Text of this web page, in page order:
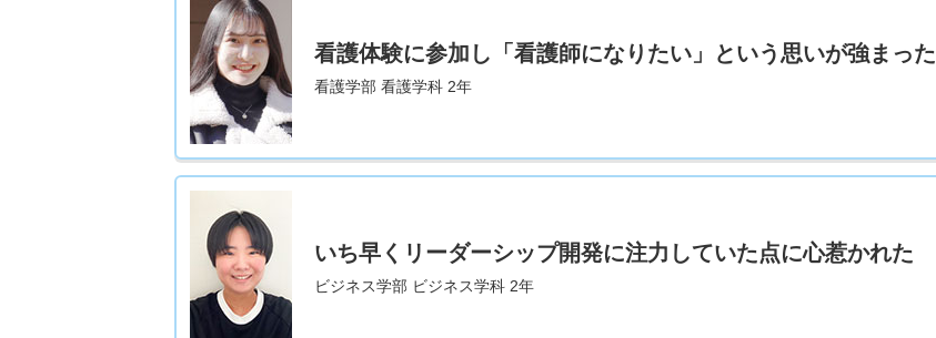
看護体験に参加し「看護師になりたい」という思いが強まった
看護学部 看護学科 2年
いち早くリーダーシップ開発に注力していた点に心惹かれた
ビジネス学部 ビジネス学科 2年